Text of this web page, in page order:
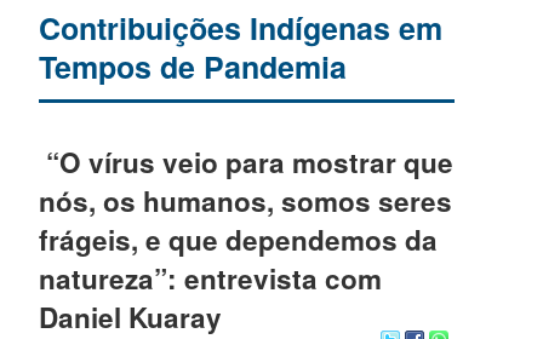
Contribuições Indígenas em
Tempos de Pandemia
“O vírus veio para mostrar que
nós, os humanos, somos seres
frágeis, e que dependemos da
natureza”: entrevista com
Daniel Kuaray